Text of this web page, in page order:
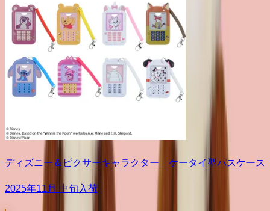
ディズニー＆ピクサーキャラクター ケータイ型パスケース
2025年11月 中旬入荷